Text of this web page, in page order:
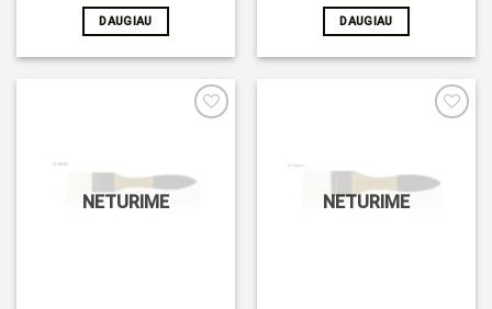
DAUGIAU DAUGIAU
NETURIME NETURIME